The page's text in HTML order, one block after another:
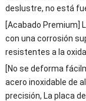
deslustre, no está
[Acabado Premium]
con una corrosión
resistentes a la
[No se deforma
acero inoxidable de
precisión, La placa